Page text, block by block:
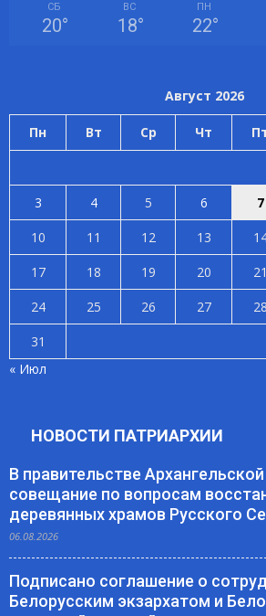
СБ
20°
ВС
18°
ПН
22°
Август 2026
Пн Вт Ср Чт
3
4 5 6 7
10
11 12 13
17
18 19 20 21
24
25 26 27 28
31
« Июл
НОВОСТИ ПАТРИАРХИИ
В правительстве
совещание по вопросам
деревянных храмов Русского
06.08.2026
Подписано соглашение о
Белорусским экзархатом и